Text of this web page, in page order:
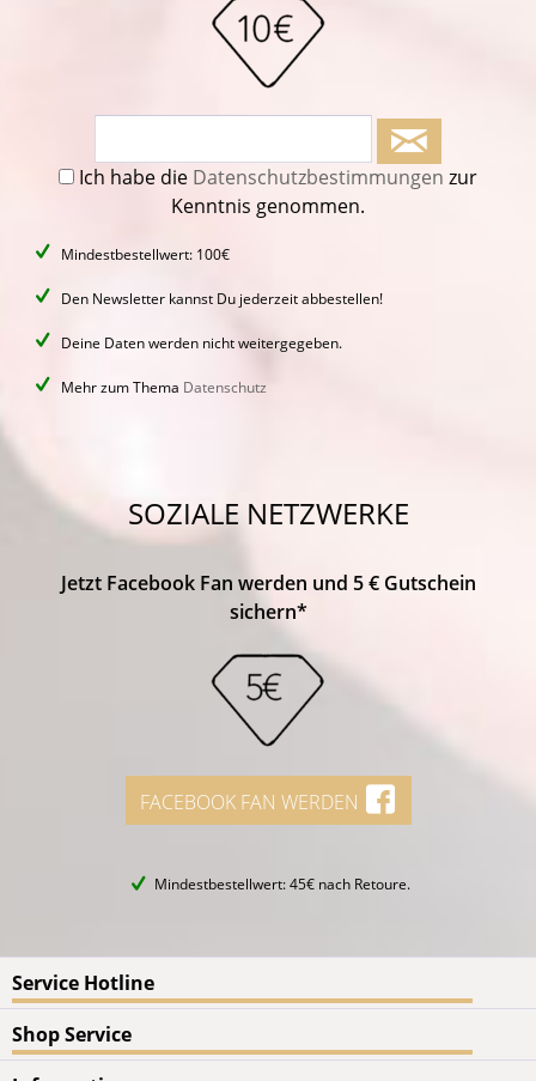
Ich habe die Datenschutzbestimmungen zur
Kenntnis genommen.
Mindestbestellwert: 100€
Den Newsletter kannst Du jederzeit abbestellen!
Deine Daten werden nicht weitergegeben.
Mehr zum Thema Datenschutz
SOZIALE NETZWERKE
Jetzt Facebook Fan werden und 5 € Gutschein
sichern*
FACEBOOK FAN WERDEN
Mindestbestellwert: 45€ nach Retoure.
Service Hotline
Shop Service